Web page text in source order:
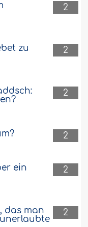
2
2
zu
2
2
2
ein
2
das man